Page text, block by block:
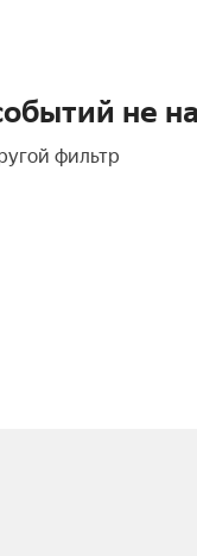
не
фильтр